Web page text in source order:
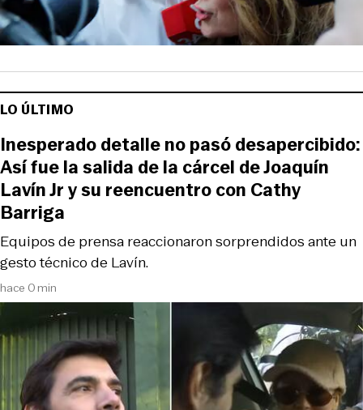
LO ÚLTIMO
hace 0 min
Equipos de prensa reaccionaron sorprendidos ante un
gesto técnico de Lavín.
Inesperado detalle no pasó desapercibido:
Así fue la salida de la cárcel de Joaquín
Lavín Jr y su reencuentro con Cathy
Barriga